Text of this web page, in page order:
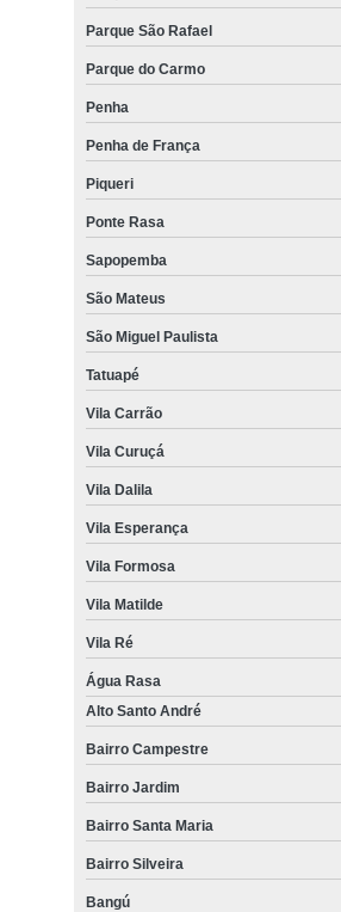
Parque São Rafael
Parque do Carmo
Penha
Penha de França
Piqueri
Ponte Rasa
Sapopemba
São Mateus
São Miguel Paulista
Tatuapé
Vila Carrão
Vila Curuçá
Vila Dalila
Vila Esperança
Vila Formosa
Vila Matilde
Vila Ré
Água Rasa
Alto Santo André
Bairro Campestre
Bairro Jardim
Bairro Santa Maria
Bairro Silveira
Bangú